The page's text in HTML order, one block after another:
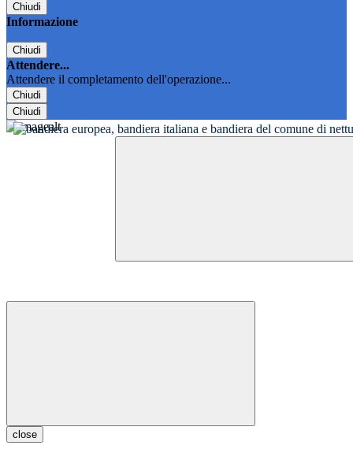
Chiudi
Informazione
Chiudi
Attendere...
Attendere il completamento dell'operazione...
Chiudi
Chiudi
close